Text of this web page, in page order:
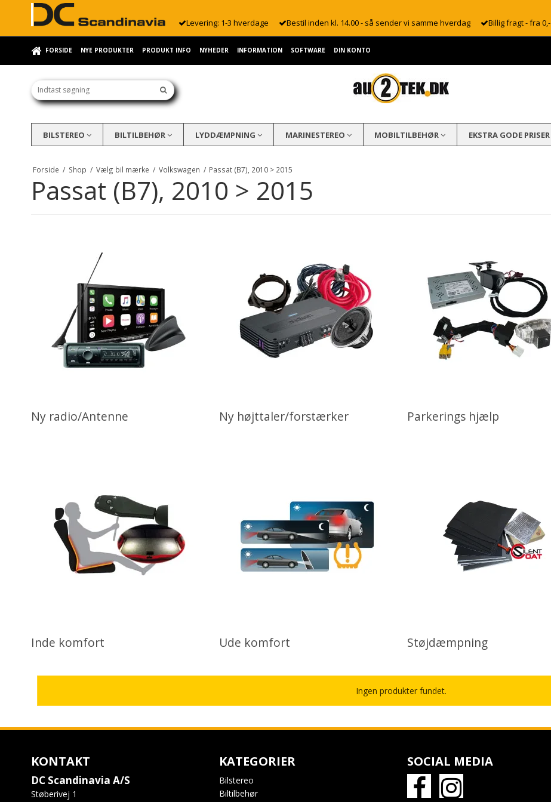
Levering: 1-3 hverdage Bestil inden kl. 14.00 - så sender vi samme hverdag Billig fragt - fra 0,-
FORSIDE NYE PRODUKTER PRODUKT INFO NYHEDER INFORMATION SOFTWARE DIN KONTO
BILSTEREO BILTILBEHØR LYDDÆMPNING MARINESTEREO MOBILTILBEHØR EKSTRA GODE PRISER
Forside / Shop / Vælg bil mærke / Volkswagen / Passat (B7), 2010 > 2015
Passat (B7), 2010 > 2015
Ny radio/Antenne Ny højttaler/forstærker Parkerings hjælp
Inde komfort Ude komfort Støjdæmpning
Ingen produkter fundet.
KONTAKT
DC Scandinavia A/S
Støberivej 1
KATEGORIER
Bilstereo
Biltilbehør
SOCIAL MEDIA